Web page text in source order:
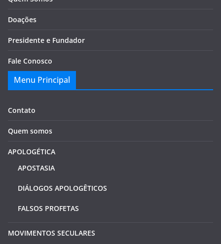
Doações
Presidente e Fundador
Fale Conosco
Menu Principal
Contato
Quem somos
APOLOGÉTICA
APOSTASIA
DIÁLOGOS APOLOGÊTICOS
FALSOS PROFETAS
MOVIMENTOS SECULARES